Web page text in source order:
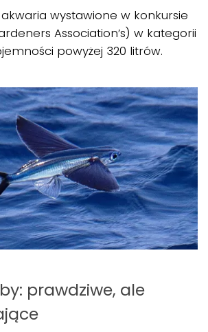
wystawione w konkursie
Association’s) w kategorii
powyżej 320 litrów.
prawdziwe, ale